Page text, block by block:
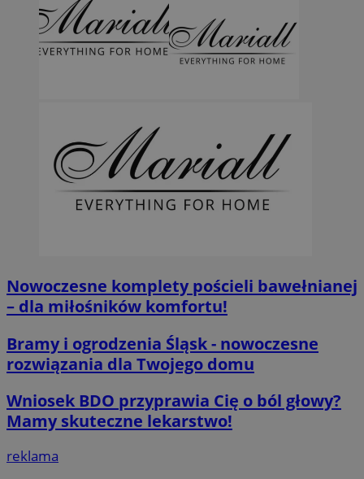
Nowoczesne komplety pościeli bawełnianej
– dla miłośników komfortu!
Bramy i ogrodzenia Śląsk - nowoczesne
rozwiązania dla Twojego domu
Wniosek BDO przyprawia Cię o ból głowy?
Mamy skuteczne lekarstwo!
reklama